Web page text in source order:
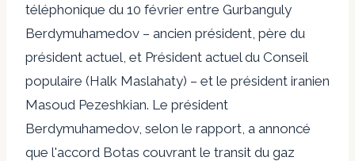
téléphonique du 10 février entre Gurbanguly
Berdymuhamedov – ancien président, père du
président actuel, et Président actuel du Conseil
populaire (Halk Maslahaty) – et le président iranien
Masoud Pezeshkian. Le président
Berdymuhamedov, selon le rapport, a annoncé
que l'accord Botas couvrant le transit du gaz